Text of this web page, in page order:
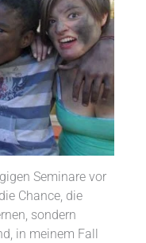
Seminare vor
Chance, die
sondern
in meinem Fall